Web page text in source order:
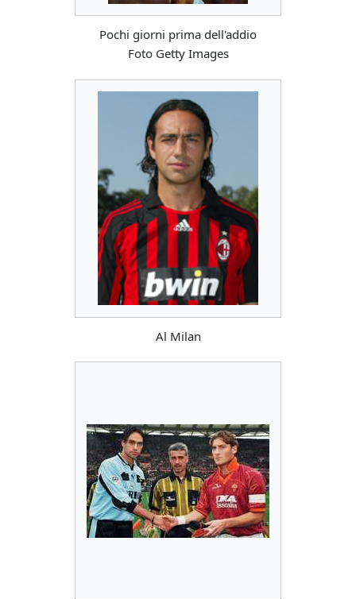
Pochi giorni prima dell'addio
Foto Getty Images
Al Milan